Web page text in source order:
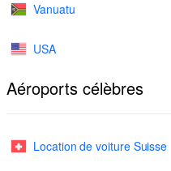
Vanuatu
USA
Aéroports célèbres
Location de voiture Suisse